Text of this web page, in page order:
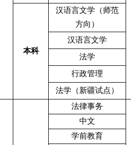
本科
汉语言文学（师范
方向）
汉语言文学
法学
行政管理
法学（新疆试点）
法律事务
中文
学前教育